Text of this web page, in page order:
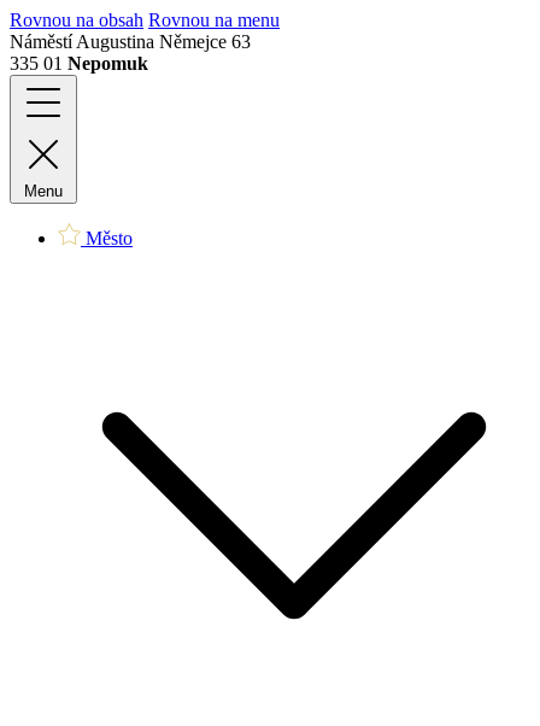
Rovnou na obsah Rovnou na menu
Náměstí Augustina Němejce 63
335 01 Nepomuk
Menu
Město